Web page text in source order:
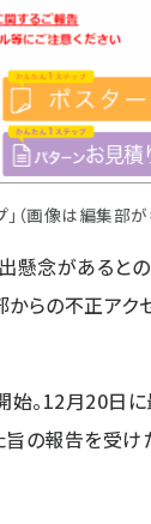
（画像は編集部が
念があるとの
らの不正アク
。12月20日
の報告を受け